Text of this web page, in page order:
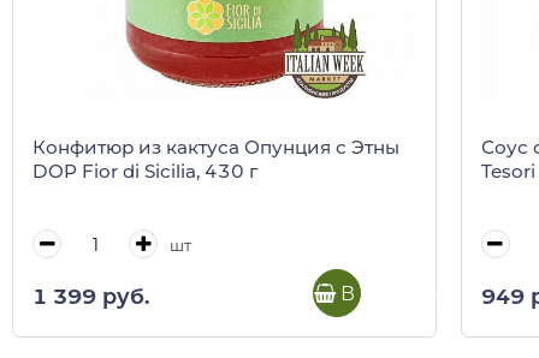
Конфитюр из кактуса Опунция с Этны
DOP Fior di Sicilia, 430 г
шт
1 399 руб. В корзину
Соус
949